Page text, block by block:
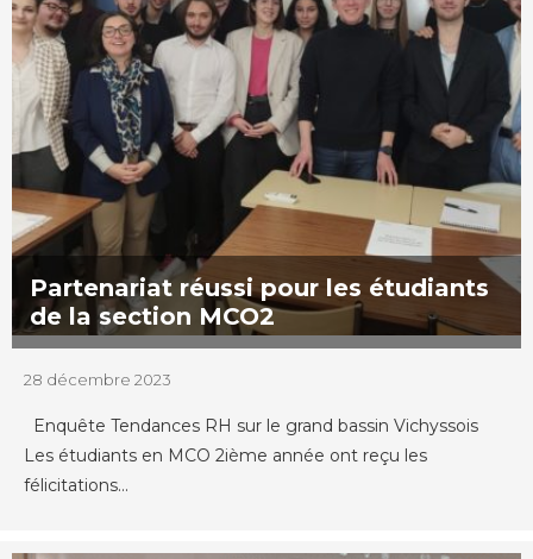
Partenariat réussi pour les étudiants
de la section MCO2
28 décembre 2023
Enquête Tendances RH sur le grand bassin Vichyssois
Les étudiants en MCO 2ième année ont reçu les
félicitations...